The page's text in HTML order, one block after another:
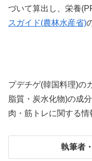
づいて算出し、栄養
スガイド(農林水産省)
プデチゲ(韓国料理)の
脂質・炭水化物)の成
肉・筋トレに関する情
執筆者